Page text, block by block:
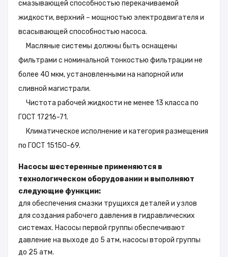
смазывающей способностью перекачиваемой
жидкости, верхний – мощностью электродвигателя и
всасывающей способностью насоса.
Масляные системы должны быть оснащены
фильтрами с номинальной тонкостью фильтрации не
более 40 мкм, установленными на напорной или
сливной магистрали.
Чистота рабочей жидкости не менее 13 класса по
ГОСТ 17216-71.
Климатическое исполнение и категория размещения
по ГОСТ 15150-69.
Насосы шестеренные применяются в
технологическом оборудовании и выполняют
следующие функции:
для обеспечения смазки трущихся деталей и узлов
для создания рабочего давления в гидравлических
системах. Насосы первой группы обеспечивают
давление на выходе до 5 атм, насосы второй группы
до 25 атм.